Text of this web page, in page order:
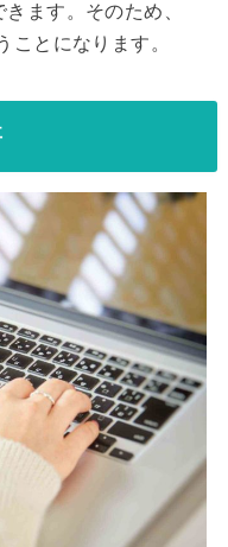
ます。そのため、
ことになります。